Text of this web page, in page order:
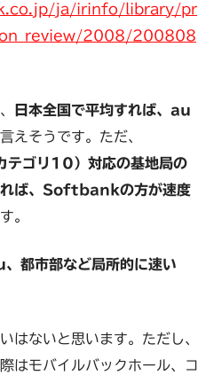
ja/irinfo/library/pr
2008/200808
日本全国で平均すれば、au
えそうです。ただ、
ゴリ10）対応の基地局の
れば、Softbankの方が速度
。
、都市部など局所的に速い
はないと思います。ただし、
はモバイルバックホール、コ